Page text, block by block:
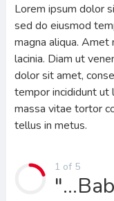
Lorem ipsum dolor
sed do eiusmod
magna aliqua.
lacinia. Diam ut
dolor sit amet,
tempor incididunt ut
massa vitae tortor
tellus in metus.
1 of 5